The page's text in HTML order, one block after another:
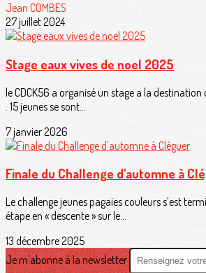
Jean COMBES
27 juillet 2024
Stage eaux vives de noel 2025
le CDCK56 a organisé un stage a la destination
. 15 jeunes se sont...
7 janvier 2026
Finale du Challenge d'automne à
Le challenge jeunes pagaies couleurs s’est
étape en « descente » sur le...
13 décembre 2025
Je m'abonne à la newsletter